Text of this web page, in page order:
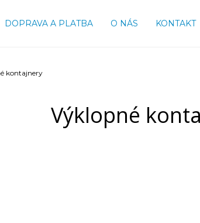
DOPRAVA A PLATBA O NÁS KONTAKT
kontajnery
Výklopné